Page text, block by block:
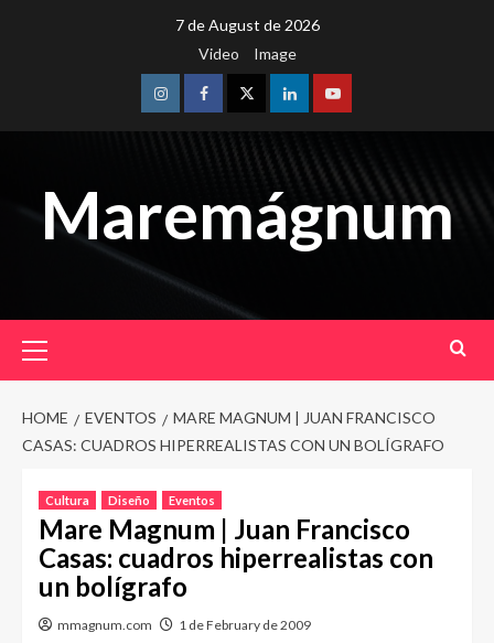
7 de August de 2026
Video
Image
InstagramFacebookTwitterLinkedinYoutube
Maremágnum
Menu
HOME EVENTOS
MARE MAGNUM | JUAN FRANCISCO
CASAS: CUADROS HIPERREALISTAS CON UN BOLÍGRAFO
Cultura Diseño Eventos
Mare Magnum | Juan Francisco
Casas: cuadros hiperrealistas con
un bolígrafo
mmagnum.com 1 de February de 2009